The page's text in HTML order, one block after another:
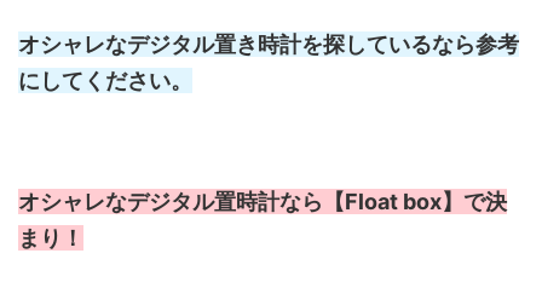
オシャレなデジタル置き時計を探しているなら参考
にしてください。
オシャレなデジタル置時計なら【Float box】で決
まり！